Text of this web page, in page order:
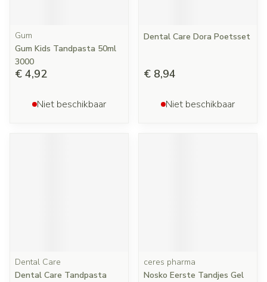
Gum
Gum Kids Tandpasta 50ml
3000
€ 4,92
Niet beschikbaar
Dental Care Dora Poetsset
€ 8,94
Niet beschikbaar
Dental Care
Dental Care Tandpasta
ceres pharma
Nosko Eerste Tandjes Gel